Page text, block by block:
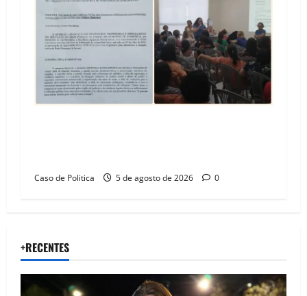
Caso de Politica 5 de agosto de 2026 0
+RECENTES